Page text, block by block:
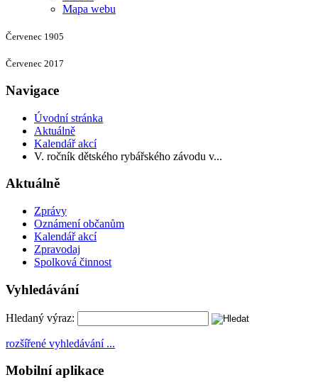
Mapa webu
Červenec 1905
Červenec 2017
Navigace
Úvodní stránka
Aktuálně
Kalendář akcí
V. ročník dětského rybářského závodu v...
Aktuálně
Zprávy
Oznámení občanům
Kalendář akcí
Zpravodaj
Spolková činnost
Vyhledávání
Hledaný výraz:
rozšířené vyhledávání ...
Mobilní aplikace